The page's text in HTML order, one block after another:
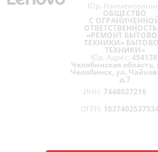
Юр.
ОБЩЕСТВО
С
«РЕМОНТ
ТЕХНИКИ»
ТЕХНИКИ»
Юр. Адрес: 454138,
Челябинская область,
Челябинск, ул.
д.7
ИНН: 7448027216
ОГРН: 1037402537534